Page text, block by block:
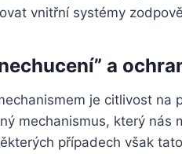
vnitřní systémy
a
je citlivost na
mechanismus, který nás
případech však